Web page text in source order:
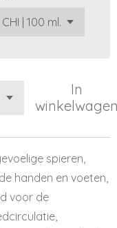
In
spieren,
handen en voeten,
voor de